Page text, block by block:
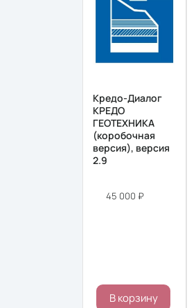
Кредо-Диалог
КРЕДО
ГЕОТЕХНИКА
(коробочная
версия), версия
2.9
45 000 ₽
В корзину